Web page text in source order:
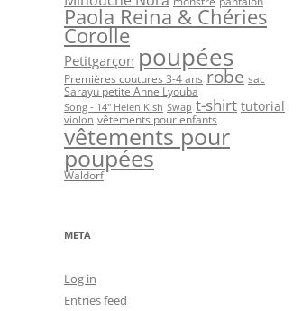
Paola Reina & Chéries
Corolle
Petitgarçon poupées
Premières coutures 3-4 ans robe sac
Sarayu petite Anne Lyouba
Song - 14" Helen Kish Swap t-shirt tutorial
violon vêtements pour enfants
vêtements pour
poupées
Waldorf
META
Log in
Entries feed